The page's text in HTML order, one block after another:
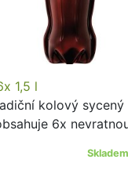
1,5 l
kolový
6x